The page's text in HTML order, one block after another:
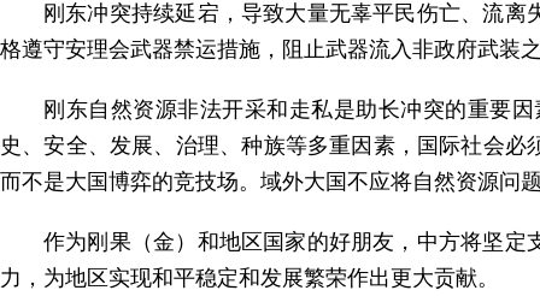
刚东冲突持续延宕，导致大量无辜平民伤亡、流
格遵守安理会武器禁运措施，阻止武器流入非政府武装
刚东自然资源非法开采和走私是助长冲突的重要
史、安全、发展、治理、种族等多重因素，国际社会
而不是大国博弈的竞技场。域外大国不应将自然资源问
作为刚果（金）和地区国家的好朋友，中方将坚
力，为地区实现和平稳定和发展繁荣作出更大贡献。